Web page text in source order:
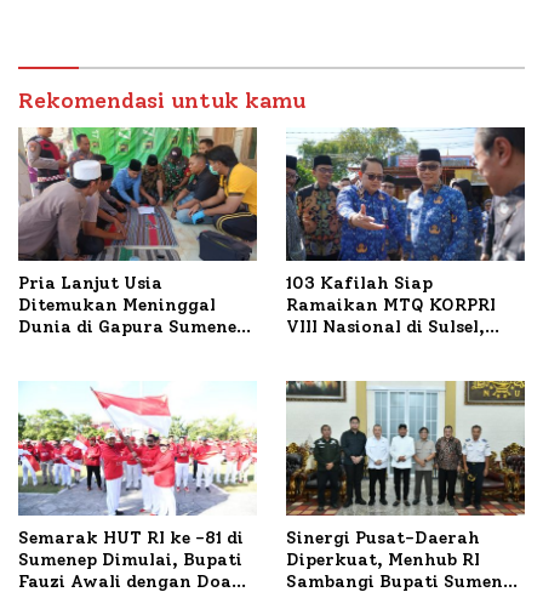
Petelur di Desa Bataal
Timur
Rekomendasi untuk kamu
Pria Lanjut Usia
Ditemukan Meninggal
Dunia di Gapura Sumenep,
103 Kafilah Siap
Ramaikan MTQ KORPRI
VIII Nasional di Sulsel,
Semarak HUT RI ke -81 di
Sumenep Dimulai, Bupati
Fauzi Awali dengan Doa
Sinergi Pusat-Daerah
Diperkuat, Menhub RI
Sambangi Bupati Sumenep